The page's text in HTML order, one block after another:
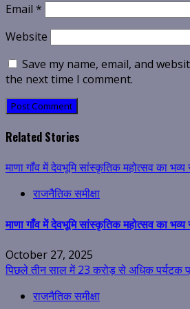
Email *
Website
Save my name, email, and
the next time I comment.
Related Stories
माणा गाँव में देवभूमि सांस्कृतिक महोत्सव का भव्य
राजनैतिक समीक्षा
माणा गाँव में देवभूमि सांस्कृतिक महोत्सव का भव्य
October 27, 2025
पिछले तीन साल में 23 करोड़ से अधिक पर्यटक
राजनैतिक समीक्षा